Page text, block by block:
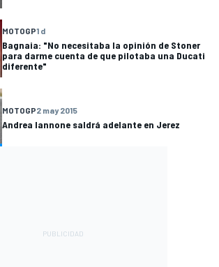
MOTOGP1 d
Bagnaia: "No necesitaba la opinión de Stoner
para darme cuenta de que pilotaba una Ducati
diferente"
MOTOGP2 may 2015
Andrea Iannone saldrá adelante en Jerez